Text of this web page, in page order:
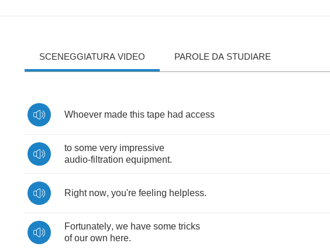
SCENEGGIATURA VIDEO PAROLE DA STUDIARE
Whoever made this tape had access
to some very impressive
audio-filtration equipment.
Right now, you're feeling helpless.
Fortunately, we have some tricks
of our own here.